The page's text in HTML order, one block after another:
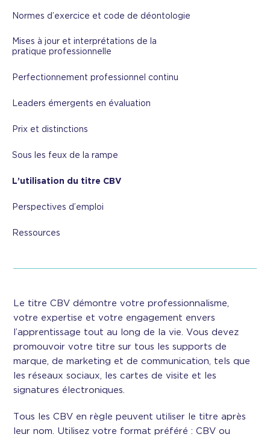
Normes d’exercice et code de déontologie
Mises à jour et interprétations de la
pratique professionnelle
Perfectionnement professionnel continu
Leaders émergents en évaluation
Prix et distinctions
Sous les feux de la rampe
L’utilisation du titre CBV
Perspectives d’emploi
Ressources
Le titre CBV démontre votre professionnalisme,
votre expertise et votre engagement envers
l’apprentissage tout au long de la vie. Vous devez
promouvoir votre titre sur tous les supports de
marque, de marketing et de communication, tels que
les réseaux sociaux, les cartes de visite et les
signatures électroniques.
Tous les CBV en règle peuvent utiliser le titre après
leur nom. Utilisez votre format préféré : CBV ou